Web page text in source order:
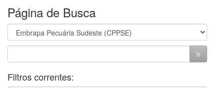
Página de Busca
Filtros correntes: